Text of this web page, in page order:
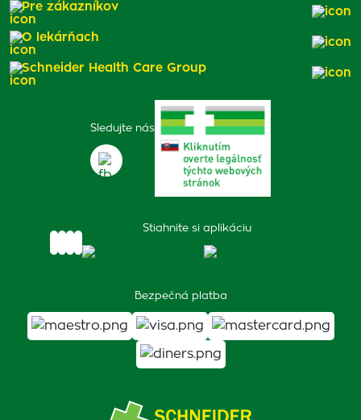
Sledujte nás
Stiahnite si aplikáciu
Bezpečná platba
Pre zákazníkov
O lekárňach
Schneider Health Care Group